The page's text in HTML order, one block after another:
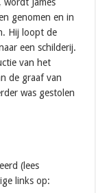
genomen en in
Hij loopt de
een schilderij.
van het
de graaf van
was gestolen
(lees
links op: